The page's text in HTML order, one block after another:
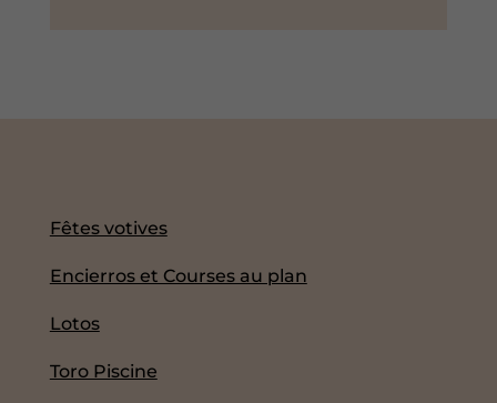
Fêtes votives
Encierros et Courses au plan
Lotos
Toro Piscine